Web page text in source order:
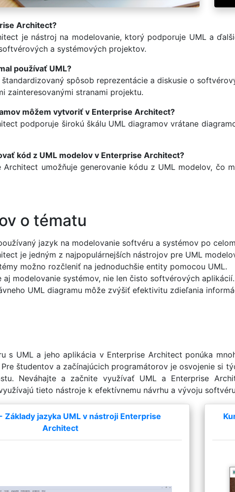
Architect?
je nástroj na modelovanie, ktorý podporuje UML a
a systémových projektov.
používať UML?
spôsob reprezentácie a diskusie o
zainteresovanými stranami projektu.
môžem vytvoriť v Enterprise Architect?
podporuje širokú škálu UML diagramov vrátane
kód z UML modelov v Enterprise Architect?
Architect umožňuje generovanie kódu z UML modelov,
o tématu
jazyk na modelovanie softvéru a systémov po
je jedným z najpopulárnejších nástrojov pre UML
možno rozčleniť na jednoduchšie entity pomocou UML.
aj modelovanie systémov, nie len čisto softvérových aplikácií.
UML diagramu môže zvýšiť efektivitu zdieľania
s UML a jeho aplikácia v Enterprise Architect ponúka
študentov a začínajúcich programátorov je osvojenie si
Neváhajte a začnite využívať UML a Enterprise
tieto nástroje k efektívnemu návrhu a vývoju
Základy jazyka UML v nástroji Enterprise
Architect